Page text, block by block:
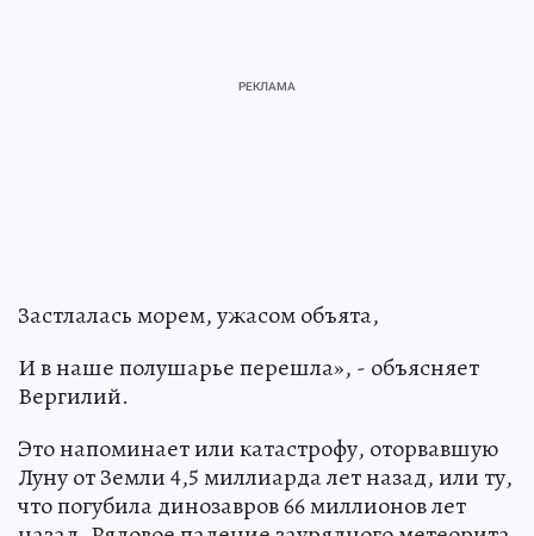
Застлалась морем, ужасом объята,
И в наше полушарье перешла», - объясняет
Вергилий.
Это напоминает или катастрофу, оторвавшую
Луну от Земли 4,5 миллиарда лет назад, или ту,
что погубила динозавров 66 миллионов лет